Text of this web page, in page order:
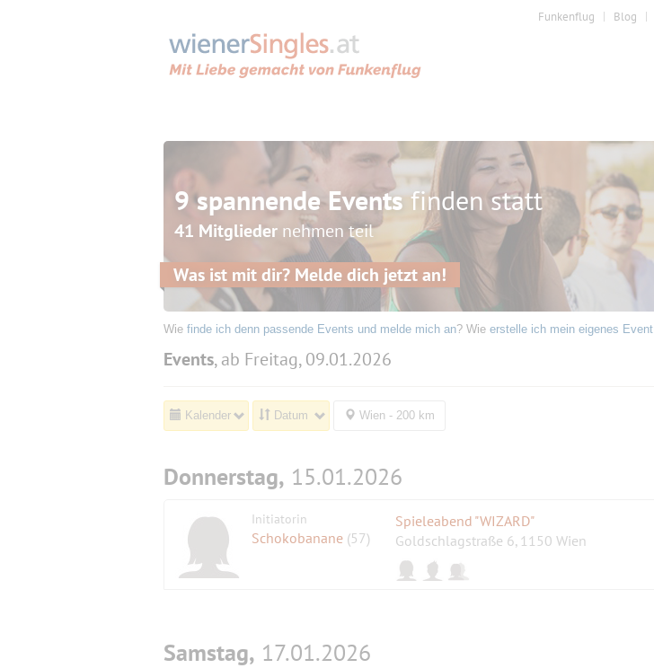
Funkenflug Blog
9 spannende Eventsfinden statt
41 Mitglieder nehmen teil
Was ist mit dir? Melde dich jetzt an!
Wie finde ich denn passende Events und melde mich an? Wie erstelle ich mein eigenes Event
Events, ab Freitag, 09.01.2026
Kalender Datum Wien - 200 km
Donnerstag, 15.01.2026
Initiatorin
Schokobanane (57)
Spieleabend "WIZARD"
Goldschlagstraße 6, 1150 Wien
Samstag, 17.01.2026